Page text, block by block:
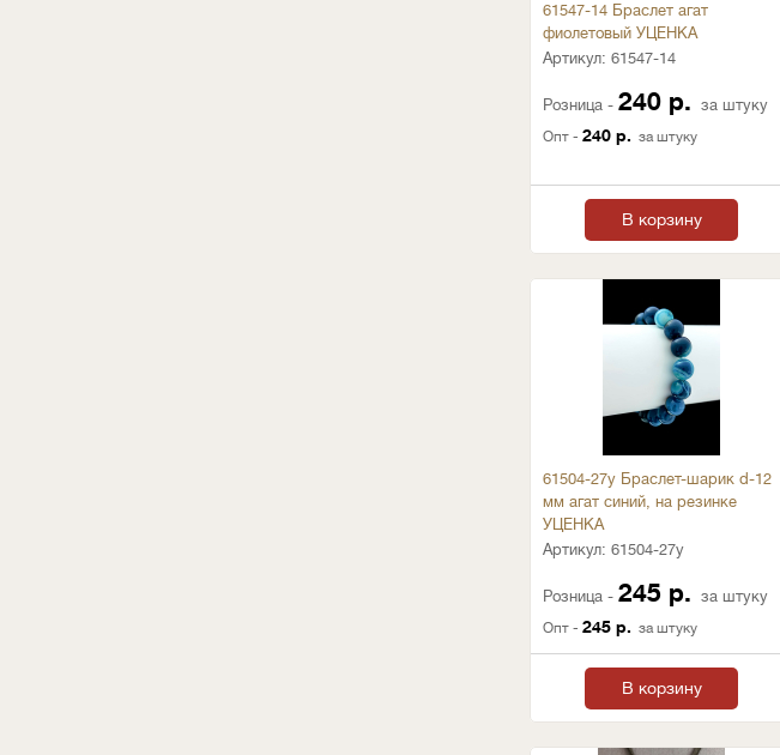
61547-14 Браслет агат
фиолетовый УЦЕНКА
Артикул: 61547-14
Розница - 240 р. за штуку
Опт - 240 р. за штуку
В корзину
61504-27у Браслет-шарик d-12
мм агат синий, на резинке
УЦЕНКА
Артикул: 61504-27у
Розница - 245 р. за штуку
Опт - 245 р. за штуку
В корзину